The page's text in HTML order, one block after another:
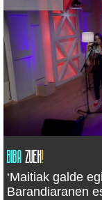
‘Maitiak galde
Barandiaranen